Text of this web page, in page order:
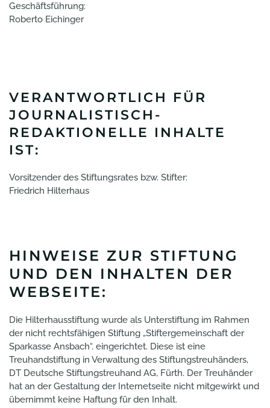
Geschäftsführung:
Roberto Eichinger
VERANTWORTLICH FÜR
JOURNALISTISCH-
REDAKTIONELLE INHALTE
IST:
Vorsitzender des Stiftungsrates bzw. Stifter:
Friedrich Hilterhaus
HINWEISE ZUR STIFTUNG
UND DEN INHALTEN DER
WEBSEITE:
Die Hilterhausstiftung wurde als Unterstiftung im Rahmen
der nicht rechtsfähigen Stiftung „Stiftergemeinschaft der
Sparkasse Ansbach“. eingerichtet. Diese ist eine
Treuhandstiftung in Verwaltung des Stiftungstreuhänders,
DT Deutsche Stiftungstreuhand AG, Fürth. Der Treuhänder
hat an der Gestaltung der Internetseite nicht mitgewirkt und
übernimmt keine Haftung für den Inhalt.